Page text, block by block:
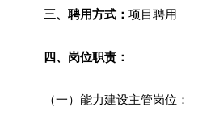
三、聘用方式：项目聘用
四、岗位职责：
（一）能力建设主管岗位：